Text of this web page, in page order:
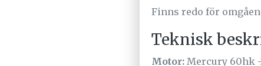
Finns redo för
Teknisk
Motor: Mercury 60hk -